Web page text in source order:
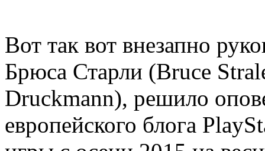
Вот так вот внезапно
Брюса Старли (Bruce
Druckmann), решило
европейского блога